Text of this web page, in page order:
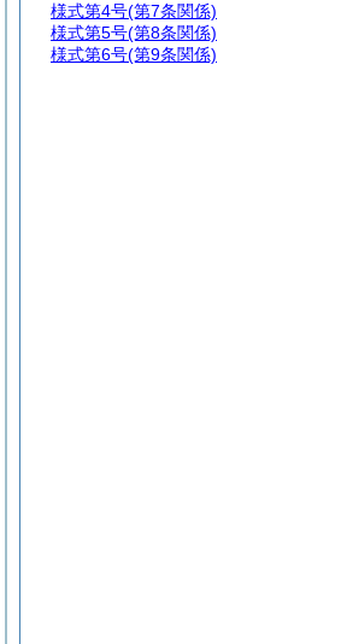
様式第4号(第7条関係)
様式第5号(第8条関係)
様式第6号(第9条関係)